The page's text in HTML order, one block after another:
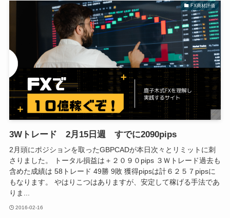
FX商材評価
3Wトレード 2月15日週 すでに2090pips
2月頭にポジションを取ったGBPCADが本日次々とリミットに刺
さりました。 トータル損益は＋２０９０pips ３Ｗトレード過去も
含めた成績は 58トレード 49勝 9敗 獲得pipsは計６２５７pipsに
もなります。 やはりこつはありますが、安定して稼げる手法であ
りま...
2016-02-16